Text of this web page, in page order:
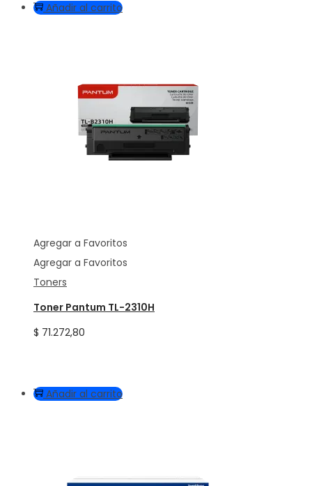
Añadir al carrito
Agregar a Favoritos
Agregar a Favoritos
Toners
Toner Pantum TL-2310H
$ 71.272,80
Añadir al carrito